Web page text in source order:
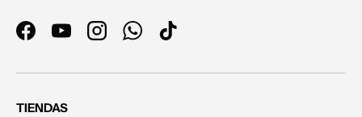
FacebookYouTubeInstagramWhatsApp
TikTok
TIENDAS